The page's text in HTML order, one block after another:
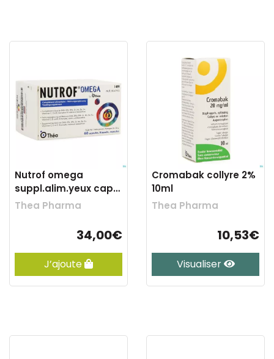
Nutrof omega
suppl.alim.yeux caps
60
Thea Pharma
34,00€
J’ajoute
Cromabak collyre 2%
10ml
Thea Pharma
10,53€
Visualiser